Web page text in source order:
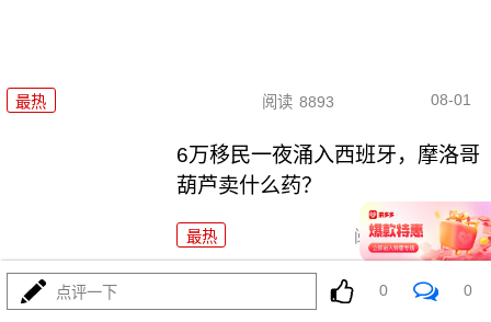
最热 阅读 8893 08-01
6万移民一夜涌入西班牙，摩洛哥
葫芦卖什么药？
最热 阅读 7655
菲律宾五天三闹，美航母压阵，
点评一下 0 0